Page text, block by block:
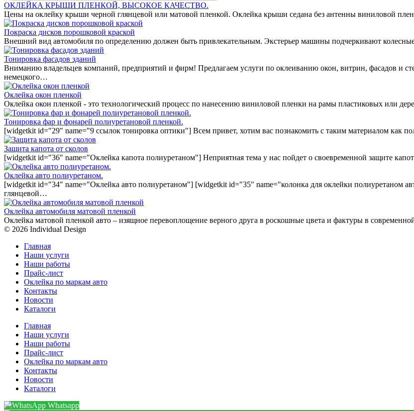
ОКЛЕЙКА КРЫШИ ПЛЕНКОЙ, ВЫСОКОЕ КАЧЕСТВО.
Цены на оклейку крыши черной глянцевой или матовой пленкой. Оклейка крыши седана без антенны виниловой
Покраска дисков порошковой краской
Внешний вид автомобиля по определению должен быть привлекательным. Экстерьер машины подчеркивают
Тонировка фасадов зданий
Вниманию владельцев компаний, предприятий и фирм! Предлагаем услуги по оклеиванию окон, витрин, фасадов и
немецкого…
Оклейка окон пленкой
Оклейка окон пленкой - это технологический процесс по нанесению виниловой пленки на рамы пластиковых или
Тонировка фар и фонарей полиуретановой пленкой.
[widgetkit id="29" name="9 ссылок тонировка оптики"] Всем привет, хотим вас познакомить с таким материалом как
Защита капота от сколов
[widgetkit id="36" name="Оклейка капота полиуретаном"] Неприятная тема у нас пойдет о своевременной защите
Оклейка авто полиуретаном.
[widgetkit id="34" name="Оклейка авто полиуретаном"] [widgetkit id="35" name="колонка для оклейки полиуретаном
глянцевой…
Оклейка автомобиля матовой пленкой
Оклейка матовой пленкой авто – изящное перевоплощение верного друга в роскошные цвета и фактуры в
© 2026 Individual Design
Главная
Наши услуги
Наши работы
Прайс-лист
Оклейка по маркам авто
Контакты
Новости
Каталоги
Главная
Наши услуги
Наши работы
Прайс-лист
Оклейка по маркам авто
Контакты
Новости
Каталоги
Whatsapp